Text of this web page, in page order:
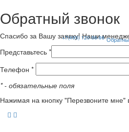
+7(495) 120-56-96
Обратный звонок
Спасибо за Вашу заявку! Наши
Представьтесь *
Телефон *
*- обязательные поля
Нажимая на кнопку "Перезвоните мне"